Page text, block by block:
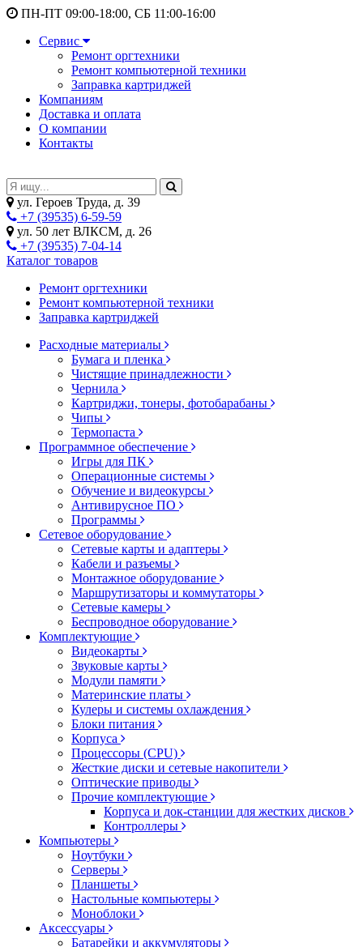
ПН-ПТ 09:00-18:00, СБ 11:00-16:00
Сервис
Ремонт оргтехники
Ремонт компьютерной техники
Заправка картриджей
Компаниям
Доставка и оплата
О компании
Контакты
ул. Героев Труда, д. 39
+7 (39535) 6-59-59
ул. 50 лет ВЛКСМ, д. 26
+7 (39535) 7-04-14
Каталог товаров
Ремонт оргтехники
Ремонт компьютерной техники
Заправка картриджей
Расходные материалы
Бумага и пленка
Чистящие принадлежности
Чернила
Картриджи, тонеры, фотобарабаны
Чипы
Термопаста
Программное обеспечение
Игры для ПК
Операционные системы
Обучение и видеокурсы
Антивирусное ПО
Программы
Сетевое оборудование
Сетевые карты и адаптеры
Кабели и разъемы
Монтажное оборудование
Маршрутизаторы и коммутаторы
Сетевые камеры
Беспроводное оборудование
Комплектующие
Видеокарты
Звуковые карты
Модули памяти
Материнские платы
Кулеры и системы охлаждения
Блоки питания
Корпуса
Процессоры (CPU)
Жесткие диски и сетевые накопители
Оптические приводы
Прочие комплектующие
Корпуса и док-станции для жестких дисков
Контроллеры
Компьютеры
Ноутбуки
Серверы
Планшеты
Настольные компьютеры
Моноблоки
Аксессуары
Батарейки и аккумуляторы